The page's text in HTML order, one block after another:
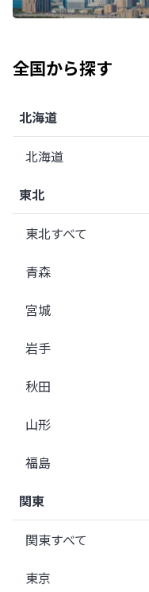
全国から探す
北海道
北海道
東北
東北すべて
青森
宮城
岩手
秋田
山形
福島
関東
関東すべて
東京